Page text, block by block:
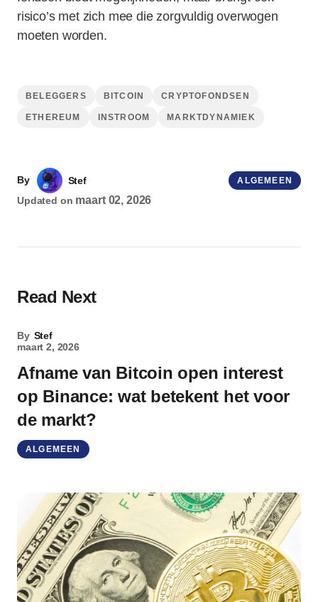
risico’s met zich mee die zorgvuldig overwogen
moeten worden.
BELEGGERS BITCOIN CRYPTOFONDSEN
ETHEREUM INSTROOM MARKTDYNAMIEK
By
Stef
Updated on maart 02, 2026
ALGEMEEN
Read Next
By Stef
maart 2, 2026
Afname van Bitcoin open interest
op Binance: wat betekent het voor
de markt?
ALGEMEEN